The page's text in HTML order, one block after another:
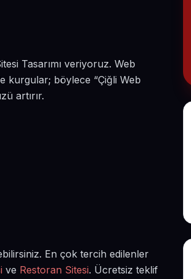
Tasarımı veriyoruz. Web
kurgular; böylece “Çiğli Web
artırır.
En çok tercih edilenler
ve Restoran Sitesi. Ücretsiz teklif